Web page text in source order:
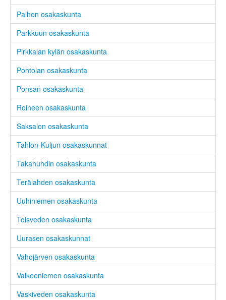
Palhon osakaskunta
Parkkuun osakaskunta
Pirkkalan kylän osakaskunta
Pohtolan osakaskunta
Ponsan osakaskunta
Roineen osakaskunta
Saksalon osakaskunta
Tahlon-Kuljun osakaskunnat
Takahuhdin osakaskunta
Terälahden osakaskunta
Uuhiniemen osakaskunta
Toisveden osakaskunta
Uurasen osakaskunnat
Vahojärven osakaskunta
Valkeeniemen osakaskunta
Vaskiveden osakaskunta